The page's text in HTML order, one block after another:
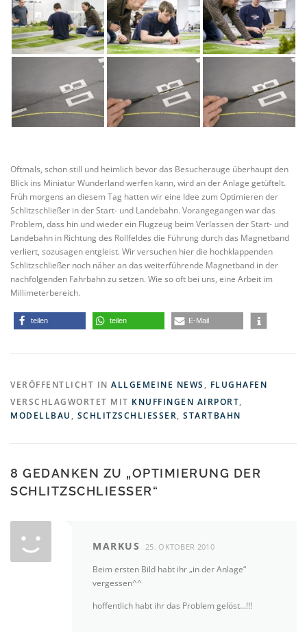
Oftmals, schon still und heimlich bevor das Besucherauge überhaupt den
Blick ins Miniatur Wunderland werfen kann, wird an der Anlage getüftelt.
Früh morgens an diesem Tag hatten wir eine Idee zum Optimieren der
Schlitzschließer in der Start- und Landebahn. Vorangegangen war das
Problem, dass hin und wieder ein Flugzeug beim Verlassen der Start- und
Landebahn in Richtung des Rollfeldes die Führung durch das Magnetband
verliert, sozusagen entgleist. Wir versuchen hier die hochklappenden
Schlitzschließer noch näher an das weiterführende Magnetband in der
nachfolgenden Fahrbahn zu setzen. Wie so oft bei uns, eine Arbeit im
Millimeterbereich.
teilen teilen E-Mail
VERÖFFENTLICHT IN ALLGEMEINE NEWS , FLUGHAFEN
VERSCHLAGWORTET MIT KNUFFINGEN AIRPORT,
MODELLBAU , SCHLITZSCHLIESSER , STARTBAHN
8 GEDANKEN ZU „OPTIMIERUNG DER
SCHLITZSCHLIESSER
“
MARKUS 25. OKTOBER 2010
Beim ersten Bild habt ihr „in der Anlage“
vergessen^^
hoffentlich habt ihr das Problem gelöst…!!!